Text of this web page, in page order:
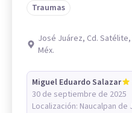
Traumas
José Juárez, Cd.
Méx.
Miguel Eduardo Salazar
30 de septiembre de 2025
Localización: Naucalpan de